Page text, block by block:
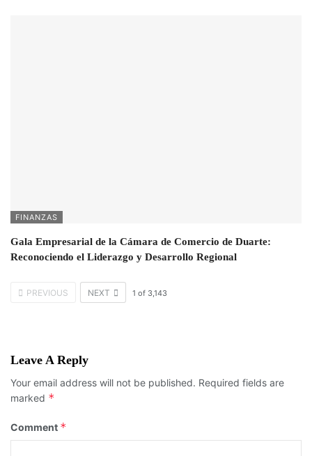
FINANZAS
Gala Empresarial de la Cámara de Comercio de Duarte:
Reconociendo el Liderazgo y Desarrollo Regional
PREVIOUS NEXT 1 of 3,143
Leave A Reply
Your email address will not be published. Required fields are
marked *
Comment *